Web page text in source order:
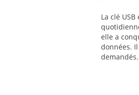
La clé
elle a
données.